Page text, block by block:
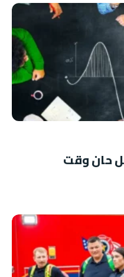
حان وقت